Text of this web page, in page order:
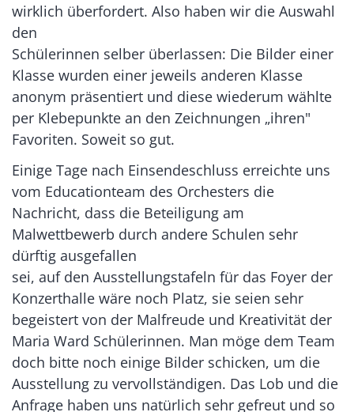
wirklich überfordert. Also haben wir die Auswahl
den
Schülerinnen selber überlassen: Die Bilder einer
Klasse wurden einer jeweils anderen Klasse
anonym präsentiert und diese wiederum wählte
per Klebepunkte an den Zeichnungen „ihren"
Favoriten. Soweit so gut.
Einige Tage nach Einsendeschluss erreichte uns
vom Educationteam des Orchesters die
Nachricht, dass die Beteiligung am
Malwettbewerb durch andere Schulen sehr
dürftig ausgefallen
sei, auf den Ausstellungstafeln für das Foyer der
Konzerthalle wäre noch Platz, sie seien sehr
begeistert von der Malfreude und Kreativität der
Maria Ward Schülerinnen. Man möge dem Team
doch bitte noch einige Bilder schicken, um die
Ausstellung zu vervollständigen. Das Lob und die
Anfrage haben uns natürlich sehr gefreut und so